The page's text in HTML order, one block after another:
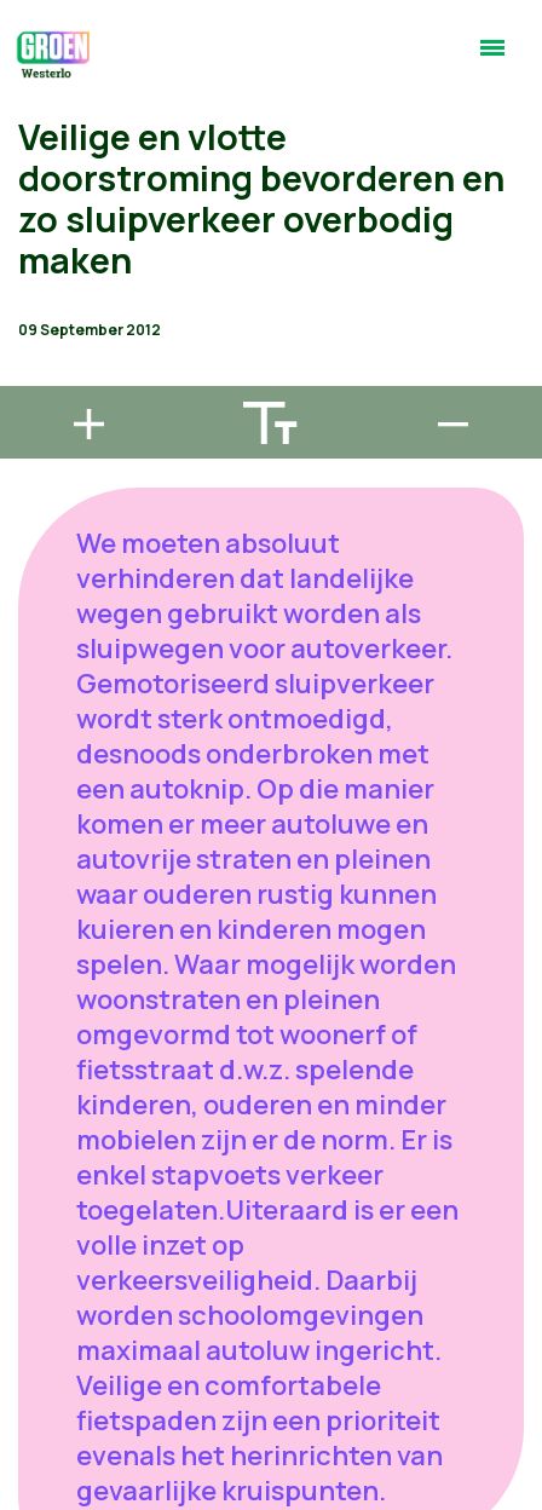
Veilige en vlotte
doorstroming bevorderen en
zo sluipverkeer overbodig
maken
09 September 2012
We moeten absoluut
verhinderen dat landelijke
wegen gebruikt worden als
sluipwegen voor autoverkeer.
Gemotoriseerd sluipverkeer
wordt sterk ontmoedigd,
desnoods onderbroken met
een autoknip. Op die manier
komen er meer autoluwe en
autovrije straten en pleinen
waar ouderen rustig kunnen
kuieren en kinderen mogen
spelen. Waar mogelijk worden
woonstraten en pleinen
omgevormd tot woonerf of
fietsstraat d.w.z. spelende
kinderen, ouderen en minder
mobielen zijn er de norm. Er is
enkel stapvoets verkeer
toegelaten.Uiteraard is er een
volle inzet op
verkeersveiligheid. Daarbij
worden schoolomgevingen
maximaal autoluw ingericht.
Veilige en comfortabele
fietspaden zijn een prioriteit
evenals het herinrichten van
gevaarlijke kruispunten.